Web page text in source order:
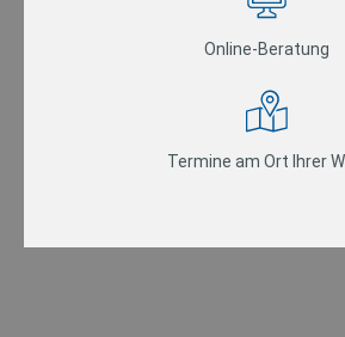
Online-Beratung
Termine am Ort Ihrer